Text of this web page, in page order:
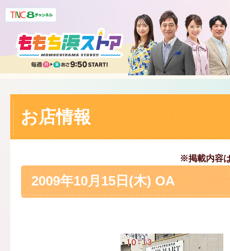
お店情報
※掲載内容
2009年10月15日(木) OA